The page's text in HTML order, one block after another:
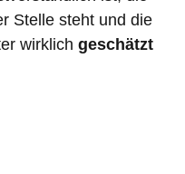
wirklich geschätzt